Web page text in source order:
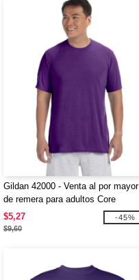
Gildan 42000 - Venta al por mayor
de remera para adultos Core
Performance de manga corta
$5,27
$9,60
-45%